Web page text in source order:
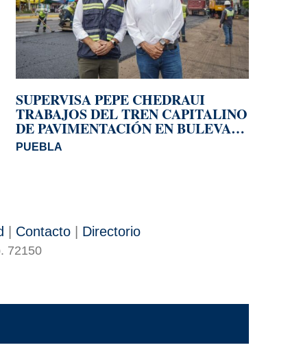
SUPERVISA PEPE CHEDRAUI
TRABAJOS DEL TREN CAPITALINO
DE PAVIMENTACIÓN EN BULEVAR
HÉROES DEL 5 DE MAYO
PUEBLA
Contacto Directorio
72150